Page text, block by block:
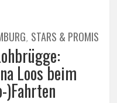
, STARS & PROMIS
Loos beim
)Fahrten